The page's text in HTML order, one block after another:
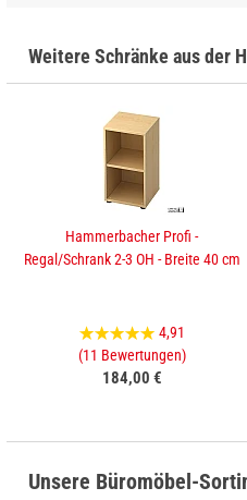
Weitere Schränke aus der
Hammerbacher Profi -
Regal/Schrank 2-3 OH - Breite 40 cm
4,91
(11 Bewertungen)
184,00 €
Unsere Büromöbel-